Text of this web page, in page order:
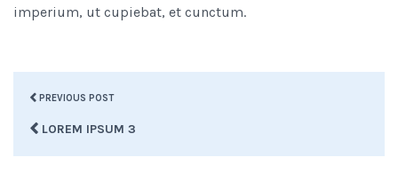
imperium, ut cupiebat, et cunctum.
PREVIOUS POST
LOREM IPSUM 3